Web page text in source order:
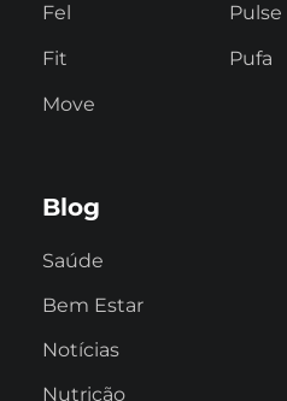
Fel
Fit
Move
Pulse
Pufa
Blog
Saúde
Bem Estar
Notícias
Nutrição